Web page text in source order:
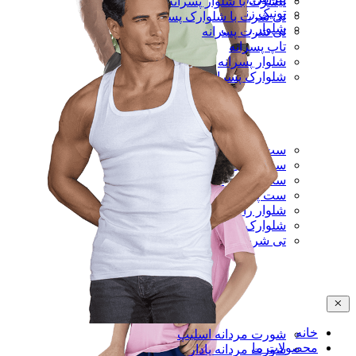
تونیک زنانه
شلوار راحتی
ست تی شرت و شلوار مردانه
ست رکابی و شلوارک مردانه
ست تی شرت و شلوارک مردانه
ست پیراهن و شلوار مردانه
شلوار راحتی مردانه
شلوارک راحتی مردانه
تی شرت مردانه
تی شرت با شلوارک پسرانه
تی شرت پسرانه
تاپ پسرانه
شلوار پسرانه
شلوارک پسرانه
شورت مردانه اسلیپ
شورت مردانه پادار
خانه
محصولات ما